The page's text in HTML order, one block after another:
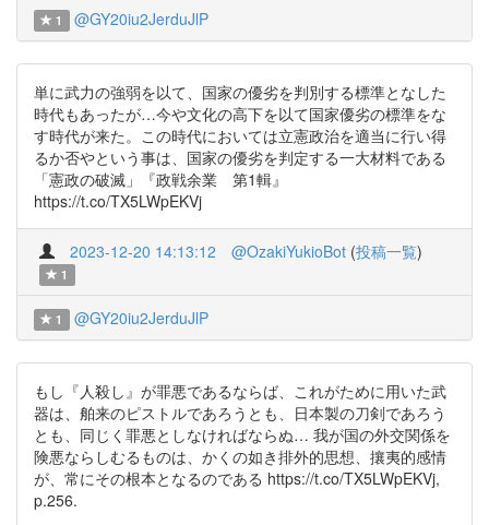
1 @GY20iu2JerduJlP
単に武力の強弱を以て、国家の優劣を判別する標準となした
時代もあったが…今や文化の高下を以て国家優劣の標準をな
す時代が来た。この時代においては立憲政治を適当に行い得
るか否やという事は、国家の優劣を判定する一大材料である
「憲政の破滅」『政戦余業 第1輯』
https://t.co/TX5LWpEKVj
2023-12-20 14:13:12 @OzakiYukioBot (投稿一覧)
1
1 @GY20iu2JerduJlP
もし『人殺し』が罪悪であるならば、これがために用いた武
器は、舶来のピストルであろうとも、日本製の刀剣であろう
とも、同じく罪悪としなければならぬ… 我が国の外交関係を
険悪ならしむるものは、かくの如き排外的思想、攘夷的感情
が、常にその根本となるのである https://t.co/TX5LWpEKVj,
p.256.